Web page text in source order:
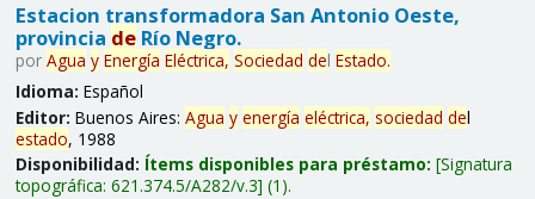
Estacion transformadora San Antonio Oeste,
provincia deRío Negro.
por Agua y Energía Eléctrica, Sociedad del Estado.
Idioma: Español
Editor: Buenos Aires: Agua y energía eléctrica, sociedad del
estado, 1988
Disponibilidad: Ítems disponibles para préstamo: Signatura
topográfica: 621.374.5/A282/v.3 (1).